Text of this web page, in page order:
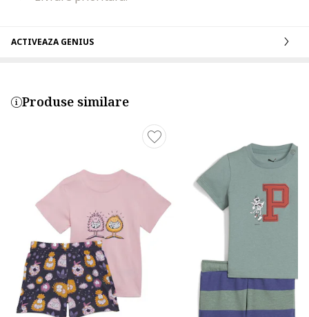
ACTIVEAZA GENIUS
Produse similare